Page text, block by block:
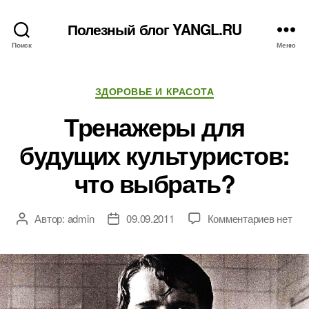
Поиск
Полезный блог YANGL.RU
Меню
Рубрики
ЗДОРОВЬЕ И КРАСОТА
Тренажеры для
будущих культуристов:
что выбрать?
АвторАвтор: admin
Дата09.09.2011 Комментариевк
для
нет